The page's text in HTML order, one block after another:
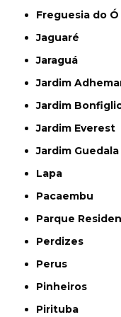
Freguesia do Ó
Jaguaré
Jaraguá
Jardim
Jardim
Jardim Everest
Jardim Guedala
Lapa
Pacaembu
Parque
Perdizes
Perus
Pinheiros
Pirituba